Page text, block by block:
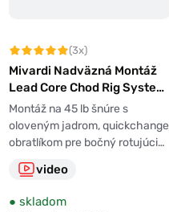
(3x)
Mivardi Nadväzná Montáž
Lead Core Chod Rig System
(+Anti-Tangle)
Montáž na 45 lb šnúre s
oloveným jadrom, quickchange
obratlíkom pre bočný rotujúci…
video
● skladom